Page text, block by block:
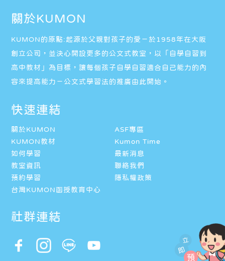
立
即
預
關於KUMON
KUMON的原點:起源於父親對孩子的愛－於1958年在大阪
創立公司，並決心開設更多的公文式教室，以「自學自習到
高中教材」為目標，讓每個孩子自學自習適合自己能力的內
容來提高能力－公文式學習法的推廣由此開始。
快速連結
關於KUMON
ASF專區
KUMON教材
Kumon Time
如何學習
最新消息
教室資訊
聯絡我們
預約學習
隱私權政策
台灣KUMON函授教育中心
社群連結